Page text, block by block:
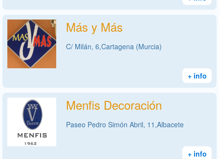
Más y Más
C/ Milán, 6,Cartagena (Murcia)
+ info
Menfis Decoración
Paseo Pedro Simón Abril, 11,Albacete
+ info